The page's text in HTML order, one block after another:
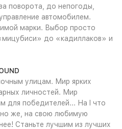
поворота, до непогоды,
автомобилем.
марки. Выбор просто
до «кадиллаков» и
улицам. Мир ярких
личностей. Мир
для победителей... На I что
же, на свою любимую
Станьте лучшим из лучших